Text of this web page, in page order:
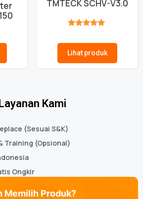
TMTECK SCHV-V3.0
Lihat produk
Kami
(Sesuai S&K)
Training (Opsional)
Ongkir
Memilih Produk?